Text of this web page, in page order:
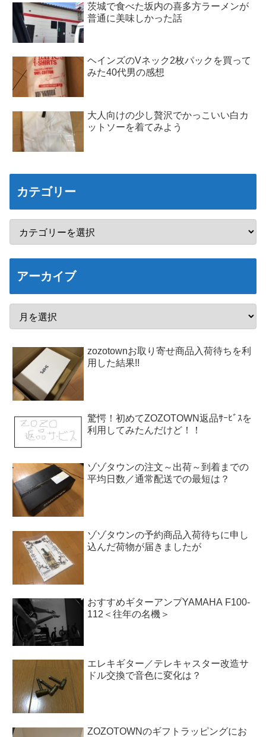
茨城で食べた坂内の喜多方ラーメンが
普通に美味しかった話
ヘインズのVネック2枚パックを買って
みた40代男の感想
大人向けの少し贅沢でかっこいい白カ
ットソーを着てみよう
カテゴリー
アーカイブ
zozotownお取り寄せ商品入荷待ちを利
用した結果!!
驚愕！初めてZOZOTOWN返品ｻｰﾋﾞｽを
利用してみたんだけど！！
ゾゾタウンの注文～出荷～到着までの
平均日数／通常配送での最短は？
ゾゾタウンの予約商品入荷待ちに申し
込んだ荷物が届きましたが
おすすめギターアンプYAMAHA F100-
112＜往年の名機＞
エレキギター／テレキャスター改造サ
ドル交換で音色に変化は？
ZOZOTOWNのギフトラッピングにお